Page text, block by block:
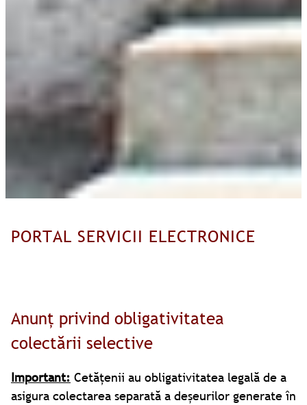
PORTAL SERVICII ELECTRONICE
Anunț privind obligativitatea
colectării selective
Important: Cetățenii au obligativitatea legală de a
asigura colectarea separată a deșeurilor generate în